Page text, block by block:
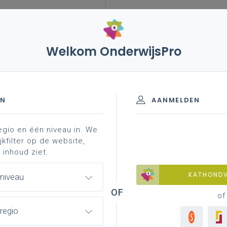
verdeling van de betrekkingen
maatregelen voorafgaand aan de
na de
is, kun je ook personeelsleden
Welkom OnderwijsPro
AANMELDEN
of
en één niveau in. We
op de website,
ziet.